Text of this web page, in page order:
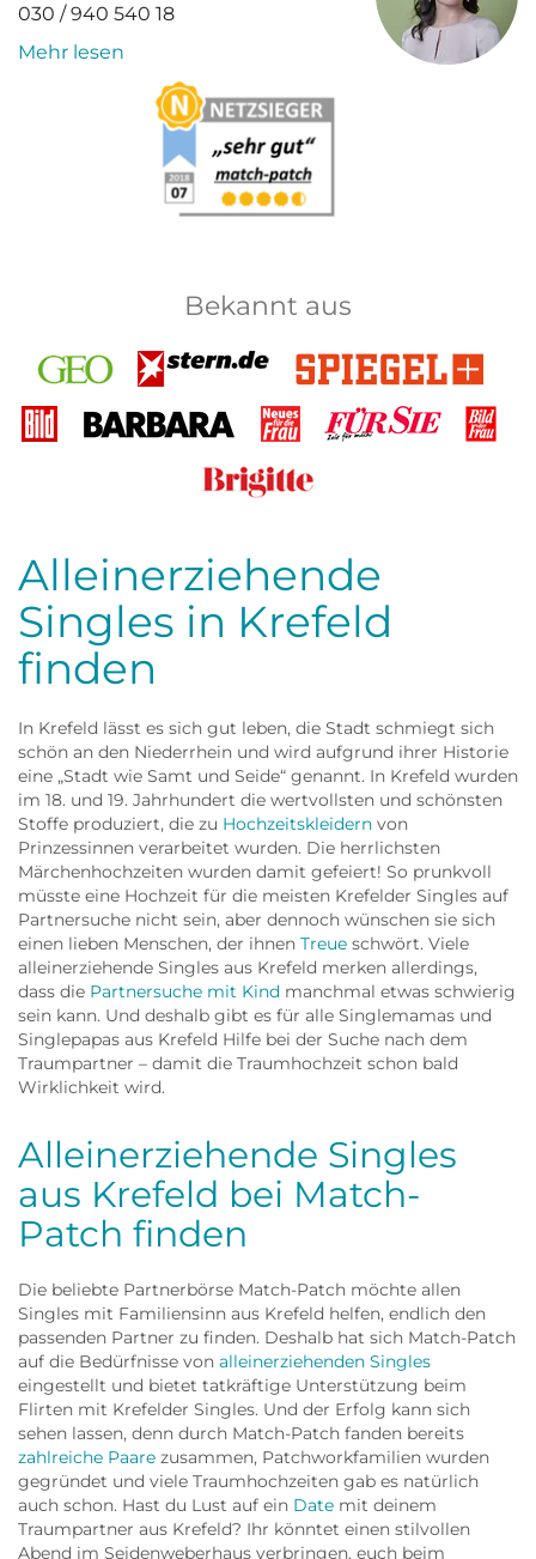
030 / 940 540 18
Mehr lesen
Bekannt aus
GEO Stern Spiegel+
Bild Barbara
Neues
für
die
Frau
Für Sie
Bild
der
Brigitte
Alleinerziehende
Singles in Krefeld
finden
In Krefeld lässt es sich gut leben, die Stadt schmiegt sich
schön an den Niederrhein und wird aufgrund ihrer Historie
eine „Stadt wie Samt und Seide“ genannt. In Krefeld wurden
im 18. und 19. Jahrhundert die wertvollsten und schönsten
Stoffe produziert, die zu Hochzeitskleidern von
Prinzessinnen verarbeitet wurden. Die herrlichsten
Märchenhochzeiten wurden damit gefeiert! So prunkvoll
müsste eine Hochzeit für die meisten Krefelder Singles auf
Partnersuche nicht sein, aber dennoch wünschen sie sich
einen lieben Menschen, der ihnen Treue schwört. Viele
alleinerziehende Singles aus Krefeld merken allerdings,
dass die Partnersuche mit Kind manchmal etwas schwierig
sein kann. Und deshalb gibt es für alle Singlemamas und
Singlepapas aus Krefeld Hilfe bei der Suche nach dem
Traumpartner – damit die Traumhochzeit schon bald
Wirklichkeit wird.
Alleinerziehende Singles
aus Krefeld bei Match-
Patch finden
Die beliebte Partnerbörse Match-Patch möchte allen
Singles mit Familiensinn aus Krefeld helfen, endlich den
passenden Partner zu finden. Deshalb hat sich Match-Patch
auf die Bedürfnisse von alleinerziehenden Singles
eingestellt und bietet tatkräftige Unterstützung beim
Flirten mit Krefelder Singles. Und der Erfolg kann sich
sehen lassen, denn durch Match-Patch fanden bereits
zahlreiche Paare zusammen, Patchworkfamilien wurden
gegründet und viele Traumhochzeiten gab es natürlich
auch schon. Hast du Lust auf ein Date mit deinem
Traumpartner aus Krefeld? Ihr könntet einen stilvollen
Abend im Seidenweberhaus verbringen, euch beim